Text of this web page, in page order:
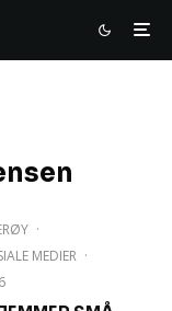
·
MEDIER ·